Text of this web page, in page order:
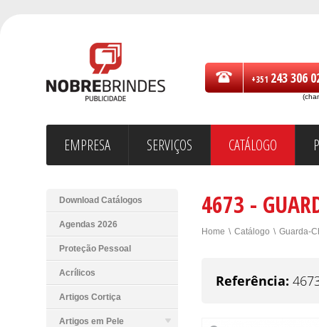
+351243 306
EMPRESA SERVIÇOS CATÁLOGO
Download Catálogos
Agendas 2026
Proteção Pessoal
Acrílicos
Artigos Cortiça
Artigos em Pele
4673 -
Home \ Catálogo \ Guarda-
Referência: